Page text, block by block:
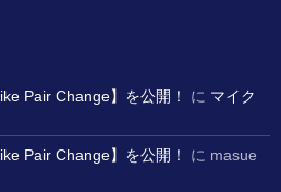
Pair Change】を公開！ に マイク
Pair Change】を公開！ に masue